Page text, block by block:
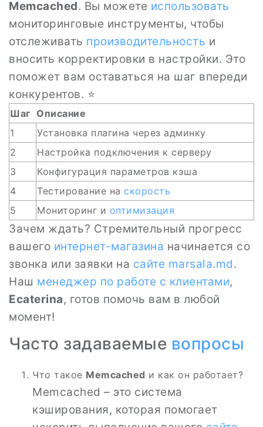
Memcached. Вы можете использовать
мониторинговые инструменты, чтобы
отслеживать производительность и
вносить корректировки в настройки. Это
поможет вам оставаться на шаг впереди
конкурентов. ⭐
Шаг Описание
1
Установка плагина через админку
2
Настройка подключения к серверу
3
Конфигурация параметров кэша
4
Тестирование на скорость
5
Мониторинг и оптимизация
Зачем ждать? Стремительный прогресс
вашего интернет-магазина начинается со
звонка или заявки на сайте marsala.md.
Наш менеджер по работе с клиентами,
Ecaterina, готов помочь вам в любой
момент!
Часто задаваемые вопросы
Что такое Memcached и как он работает?
Memcached – это система
кэширования, которая помогает